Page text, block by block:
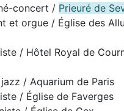
concert / Prieuré de
et orgue / Église des
/ Hôtel Royal de
/ Aquarium de Paris
/ Église de Faverges